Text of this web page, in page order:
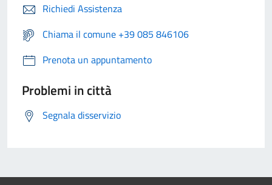
Richiedi Assistenza
Chiama il comune +39 085 846106
Prenota un appuntamento
Problemi in città
Segnala disservizio